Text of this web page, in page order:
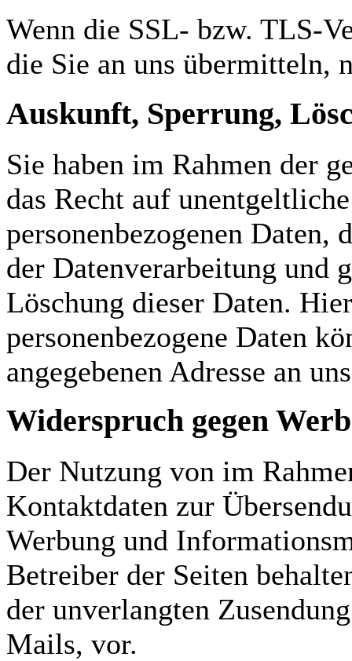
Wenn die SSL- bzw. TLS-
die Sie an uns übermitteln,
Auskunft, Sperrung,
Sie haben im Rahmen der
das Recht auf
personenbezogenen
der Datenverarbeitung und
Löschung dieser Daten.
personenbezogene Daten
angegebenen Adresse an
Widerspruch gegen
Der Nutzung von im
Kontaktdaten zur
Werbung und
Betreiber der Seiten
der unverlangten
Mails, vor.